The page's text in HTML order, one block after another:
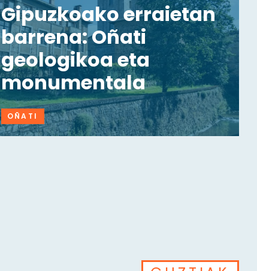
Gipuzkoako erraietan
barrena: Oñati
geologikoa eta
monumentala
OÑATI